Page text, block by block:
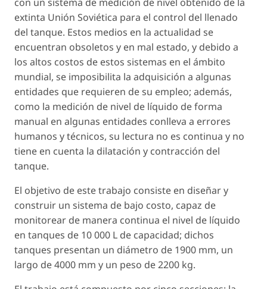
extinta Unión Soviética para el control del llenado
del tanque. Estos medios en la actualidad se
encuentran obsoletos y en mal estado, y debido a
los altos costos de estos sistemas en el ámbito
mundial, se imposibilita la adquisición a algunas
entidades que requieren de su empleo; además,
como la medición de nivel de líquido de forma
manual en algunas entidades conlleva a errores
humanos y técnicos, su lectura no es continua y no
tiene en cuenta la dilatación y contracción del
tanque.
El objetivo de este trabajo consiste en diseñar y
construir un sistema de bajo costo, capaz de
monitorear de manera continua el nivel de líquido
en tanques de 10 000 L de capacidad; dichos
tanques presentan un diámetro de 1900 mm, un
largo de 4000 mm y un peso de 2200 kg.